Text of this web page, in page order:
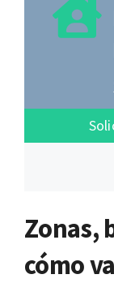
Zonas,
cómo